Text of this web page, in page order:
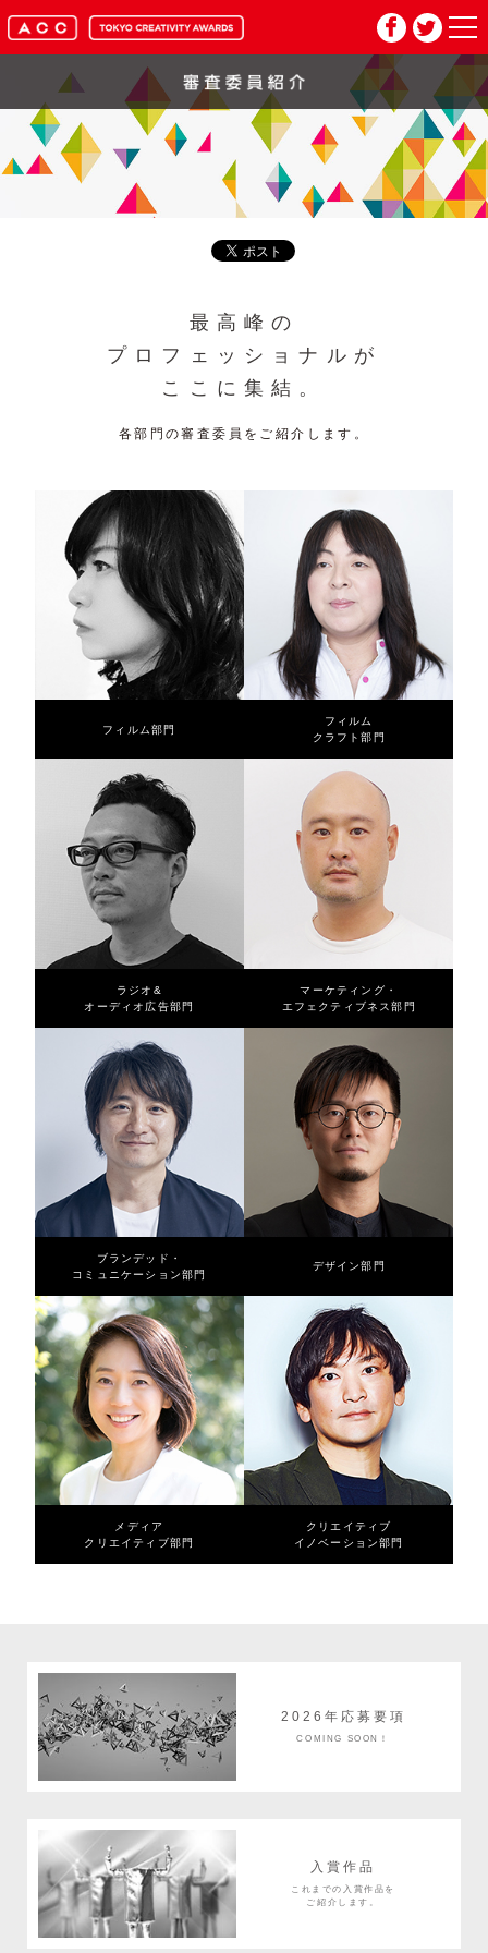
HOME
マイページ
サイト利用規約
プライバシーポリシー セキュリティーポリシー
閉じる
最高峰の
プロフェッショナルが
ここに集結。
各部門の審査委員をご紹介します。
フィルム部門
フィルム
クラフト部門
ラジオ&
オーディオ広告部門
マーケティング・
エフェクティブネス部門
ブランデッド・
コミュニケーション部門
デザイン部門
メディア
クリエイティブ部門
クリエイティブ
イノベーション部門
2026年応募要項
COMING SOON！
入賞作品
これまでの入賞作品を
ご紹介します。